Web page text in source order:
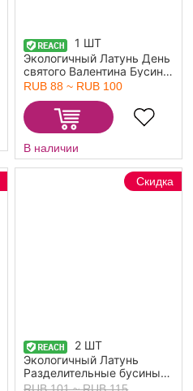
1 ШТ
Экологичный Латунь День
святого Валентина Бусины
для изготовления
настоящее золото с
покрытием Красный
Сердце С Эмалью 20мм x
18.5мм,
Отверстие:примерно
RUB 88 ~ RUB 100
В наличии
2 ШТ
Экологичный Латунь
Разделительные бусины
для изготовления
Скидка